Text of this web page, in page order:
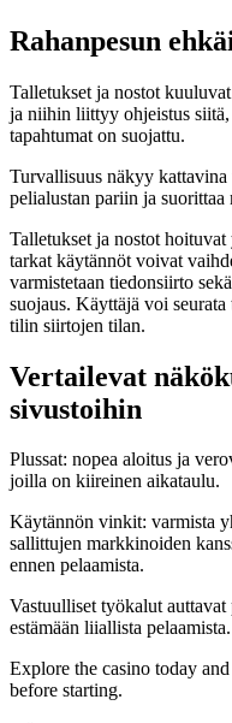
Rahanpesun
Talletukset ja nostot
ja niihin liittyy ohjeistus
tapahtumat on suojattu.
Turvallisuus näkyy
pelialustan pariin ja suorittaa
Talletukset ja nostot
tarkat käytännöt voivat
varmistetaan tiedonsiirto
suojaus. Käyttäjä voi seurata
tilin siirtojen tilan.
Vertailevat
sivustoihin
Plussat: nopea aloitus ja
joilla on kiireinen aikataulu.
Käytännön vinkit: varmista
sallittujen markkinoiden
ennen pelaamista.
Vastuulliset työkalut auttavat
estämään liiallista pelaamista.
Explore the casino today
before starting.